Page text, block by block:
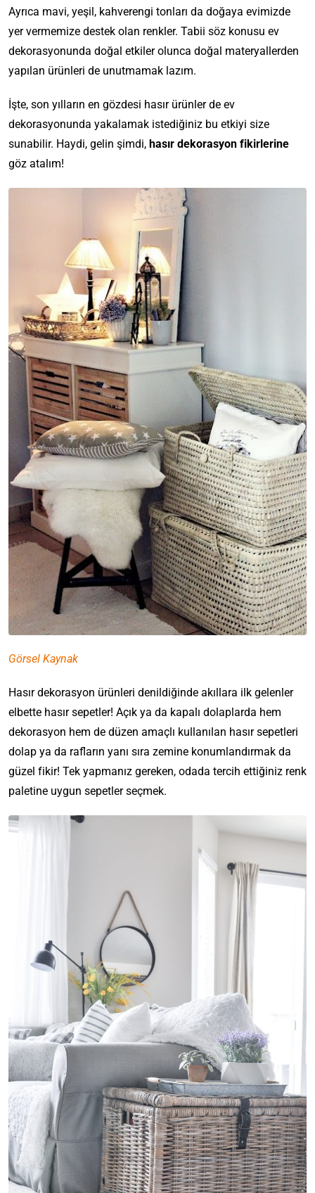
Ayrıca mavi, yeşil, kahverengi tonları da doğaya evimizde
yer vermemize destek olan renkler. Tabii söz konusu ev
dekorasyonunda doğal etkiler olunca doğal materyallerden
yapılan ürünleri de unutmamak lazım.
İşte, son yılların en gözdesi hasır ürünler de ev
dekorasyonunda yakalamak istediğiniz bu etkiyi size
sunabilir. Haydi, gelin şimdi, hasır dekorasyon fikirlerine
göz atalım!
Görsel Kaynak
Hasır dekorasyon ürünleri denildiğinde akıllara ilk gelenler
elbette hasır sepetler! Açık ya da kapalı dolaplarda hem
dekorasyon hem de düzen amaçlı kullanılan hasır sepetleri
dolap ya da rafların yanı sıra zemine konumlandırmak da
güzel fikir! Tek yapmanız gereken, odada tercih ettiğiniz renk
paletine uygun sepetler seçmek.